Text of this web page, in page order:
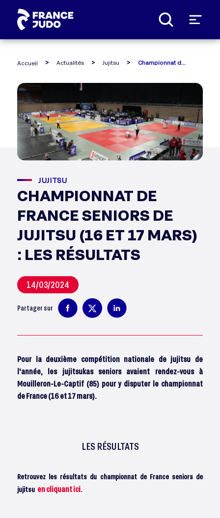
Accueil Actualités Jujitsu
JUJITSU
CHAMPIONNAT DE
FRANCE SENIORS DE
JUJITSU (16 ET 17 MARS)
: LES RÉSULTATS
14/03/2024
Partager sur
Pour la deuxième compétition nationale de jujitsu de
l'année, les jujitsukas seniors avaient rendez-vous à
Mouilleron-Le-Captif (85) pour y disputer le championnat
de France (16 et 17 mars).
LES RÉSULTATS
Retrouvez les résultats du championnat de France seniors de
jujitsu en cliquant ici.